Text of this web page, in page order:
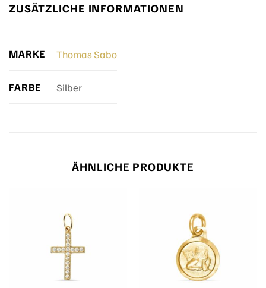
ZUSÄTZLICHE INFORMATIONEN
MARKE Thomas Sabo
FARBE Silber
ÄHNLICHE PRODUKTE